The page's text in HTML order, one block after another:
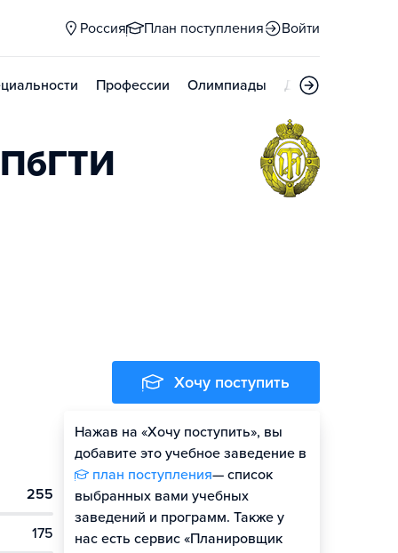
Россия План поступления Войти
Профессии Олимпиады Дни открытых
255
175
Хочу поступить
Нажав на «Хочу поступить», вы
добавите это учебное заведение в
план поступления— список
выбранных вами учебных
заведений и программ. Также у
нас есть сервис «Планировщик
Оценить шансы